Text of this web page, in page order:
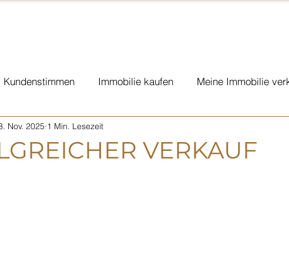
Kundenstimmen Immobilie kaufen Meine Immobilie
KMU
VERKAUF
Nov. 2025 1 Min. Lesezeit